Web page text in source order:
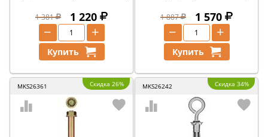
1 381 1 220
+
−
Купить
1 887 1 570
+
−
Купить
MKS26361 Скидка 26% MKS26242 Скидка 34%